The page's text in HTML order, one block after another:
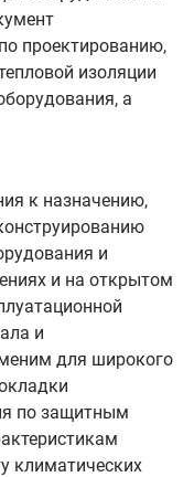
проектированию,
изоляции
а
к назначению,
и
и на открытом
и
для широкого
по защитным
климатических